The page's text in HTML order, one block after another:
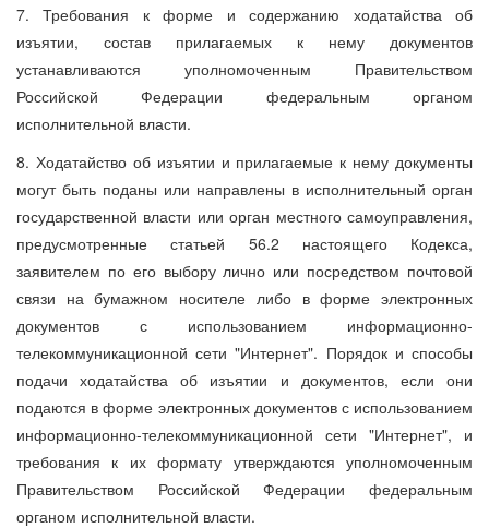
7. Требования к форме и содержанию ходатайства об
изъятии, состав прилагаемых к нему документов
устанавливаются уполномоченным Правительством
Российской Федерации федеральным органом
исполнительной власти.
8. Ходатайство об изъятии и прилагаемые к нему документы
могут быть поданы или направлены в исполнительный орган
государственной власти или орган местного самоуправления,
предусмотренные статьей 56.2 настоящего Кодекса,
заявителем по его выбору лично или посредством почтовой
связи на бумажном носителе либо в форме электронных
документов с использованием информационно-
телекоммуникационной сети "Интернет". Порядок и способы
подачи ходатайства об изъятии и документов, если они
подаются в форме электронных документов с использованием
информационно-телекоммуникационной сети "Интернет", и
требования к их формату утверждаются уполномоченным
Правительством Российской Федерации федеральным
органом исполнительной власти.